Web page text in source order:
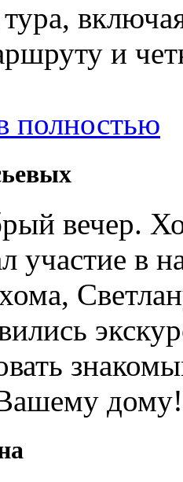
тура,
и
полностью
вечер.
участие в
дому!